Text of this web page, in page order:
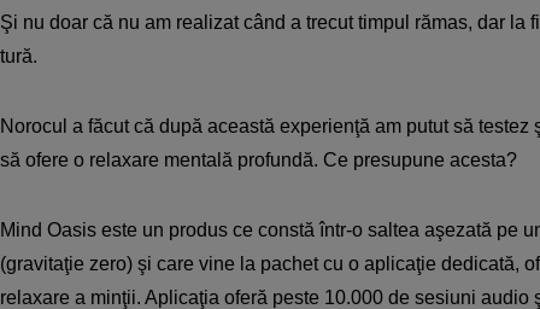
Şi nu doar că nu am realizat când a trecut timpul rămas, dar la
tură.
Norocul a făcut că după această experienţă am putut să testez
să ofere o relaxare mentală profundă. Ce presupune acesta?
Mind Oasis este un produs ce constă într-o saltea aşezată pe
(gravitaţie zero) şi care vine la pachet cu o aplicaţie dedicată,
relaxare a minţii. Aplicaţia oferă peste 10.000 de sesiuni audio